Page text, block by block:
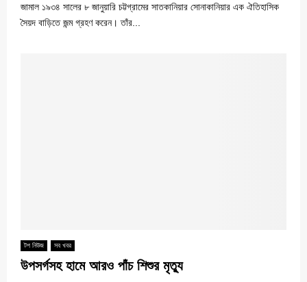
জামাল ১৯৩৪ সালের ৮ জানুয়ারি চট্টগ্রামের সাতকানিয়ার সোনাকানিয়ার এক ঐতিহাসিক
সৈয়দ বাড়িতে জন্ম গ্রহণ করেন। তাঁর...
টপ নিউজ সব খবর
উপসর্গসহ হামে আরও পাঁচ শিশুর মৃত্যু